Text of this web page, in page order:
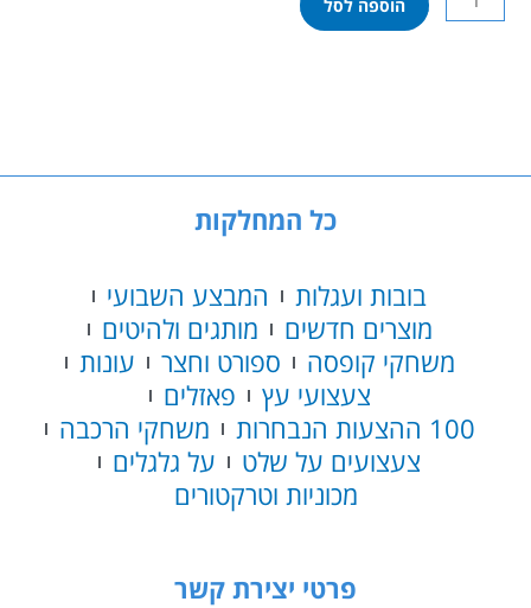
של
הוספה לסל
כל המחלקות
בובות ועגלות
המבצע השבועי
מוצרים חדשים
מותגים ולהיטים
משחקי קופסה
ספורט וחצר
עונות
צעצועי עץ
פאזלים
100 ההצעות הנבחרות
משחקי הרכבה
צעצועים על שלט
על גלגלים
מכוניות וטרקטורים
פרטי יצירת קשר